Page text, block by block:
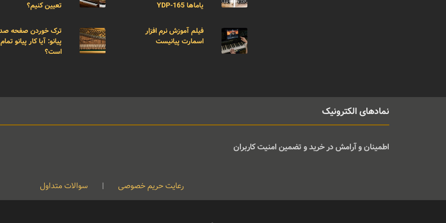
یاماها YDP-165
فیلم آموزش نرم افزار
اسمارت پیانیست
تعیین کنیم؟
ترک خوردن صفحه
پیانو: آیا کار پیانو تمام
است؟
نمادهای الکترونیک
اطمینان و آرامش در خرید و تضمین امنیت کاربران
رعایت حریم خصوصی | سوالات متداول